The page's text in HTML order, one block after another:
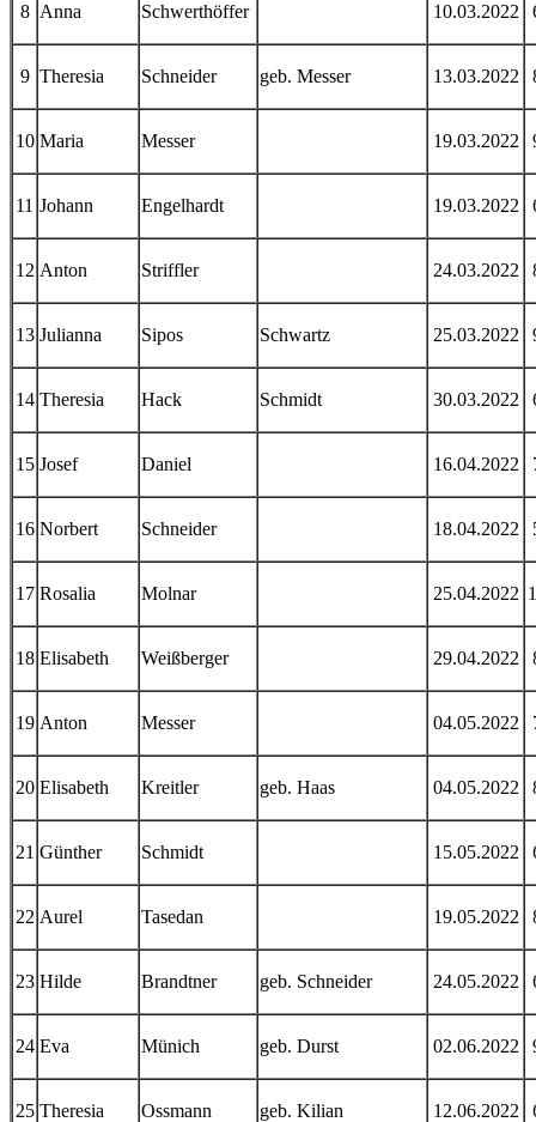
8 Anna Schwerthöffer 10.03.2022
9 Theresia Schneider geb. Messer 13.03.2022
10 Maria Messer 19.03.2022
11 Johann Engelhardt 19.03.2022
12 Anton Striffler 24.03.2022
13 Julianna Sipos Schwartz 25.03.2022
14 Theresia Hack Schmidt 30.03.2022
15 Josef Daniel 16.04.2022
16 Norbert Schneider 18.04.2022
17 Rosalia Molnar 25.04.2022
18 Elisabeth Weißberger 29.04.2022
19 Anton Messer 04.05.2022
20 Elisabeth Kreitler geb. Haas 04.05.2022
21 Günther Schmidt 15.05.2022
22 Aurel Tasedan 19.05.2022
23 Hilde Brandtner geb. Schneider 24.05.2022
24 Eva Münich geb. Durst 02.06.2022
25 Theresia Ossmann geb. Kilian 12.06.2022